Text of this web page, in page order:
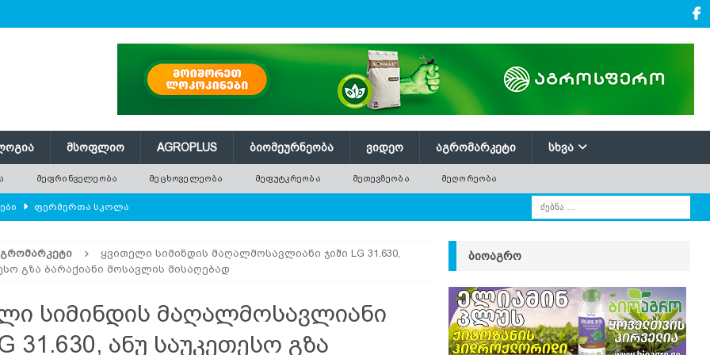
ᲛᲡᲝᲤᲚᲘᲝ AGROPLUS ᲑᲘᲝᲛᲔᲣᲠᲜᲔᲝᲑᲐ ᲕᲘᲓᲔᲝ ᲐᲒᲠᲝᲛᲐᲠᲙᲔᲢᲘ ᲡᲮᲕᲐ
ᲛᲔᲤᲠᲘᲜᲕᲔᲚᲔᲝᲑᲐ ᲛᲔᲪᲮᲝᲕᲔᲚᲔᲝᲑᲐ ᲛᲔᲤᲣᲢᲙᲠᲔᲝᲑᲐ ᲛᲔᲗᲔᲕᲖᲔᲝᲑᲐ ᲛᲔᲦᲝᲠᲔᲝᲑᲐ
ᲤᲔᲠᲛᲔᲠᲗᲐ ᲡᲙᲝᲚᲐ
გამხმარ ხეებს? AGROPLUS
და პროდუქტიულობა
შემცირებას პროგნოზირებენ ᲐᲒᲠᲝ ᲡᲘᲐᲮᲚᲔᲔᲑᲘ
ყვითელი სიმინდის მაღალმოსავლიანი ჯიში LG 31.630,
გზა ბარაქიანი მოსავლის მისაღებად
სიმინდის მაღალმოსავლიანი
31.630, ანუ საუკეთესო გზა
ᲑᲘᲝᲐᲒᲠᲝ